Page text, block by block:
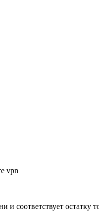
vpn
и соответствует остатку